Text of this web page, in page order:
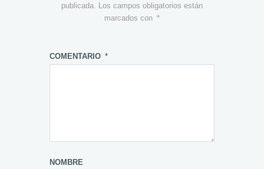
publicada. Los campos obligatorios están
marcados con *
COMENTARIO *
NOMBRE